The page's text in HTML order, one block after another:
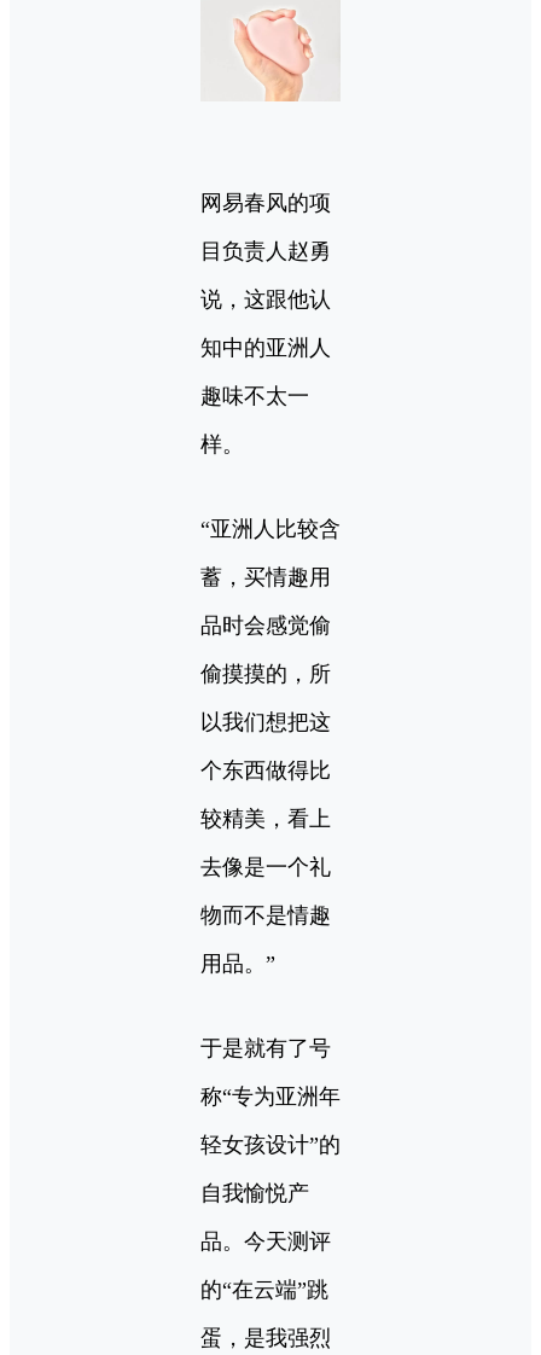
网易春风的项
目负责人赵勇
说，这跟他认
知中的亚洲人
趣味不太一
样。
“亚洲人比较含
蓄，买情趣用
品时会感觉偷
偷摸摸的，所
以我们想把这
个东西做得比
较精美，看上
去像是一个礼
物而不是情趣
用品。”
于是就有了号
称“专为亚洲年
轻女孩设计”的
自我愉悦产
品。今天测评
的“在云端”跳
蛋，是我强烈